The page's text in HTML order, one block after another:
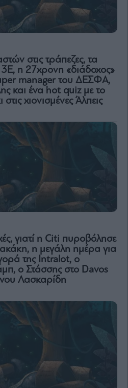
στις τράπεζες, τα
η 27χρονη «διάδοχος»
manager του ΔΕΣΦΑ,
και ένα hot quiz με το
χιονισμένες Άλπεις
γιατί η Citi πυροβόλησε
η μεγάλη ημέρα για
της Intralot, ο
o Στάσσης στο Davos
Λασκαρίδη